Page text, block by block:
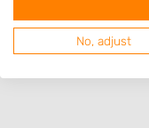
Zaltbommel
Erichem
No, adjust